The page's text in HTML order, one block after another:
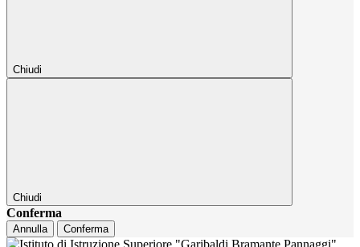
Chiudi
Chiudi
Conferma
Annulla Conferma